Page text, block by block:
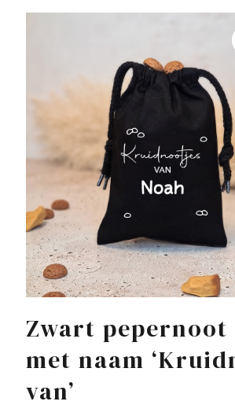
Zwart pepernoot
met naam
van’